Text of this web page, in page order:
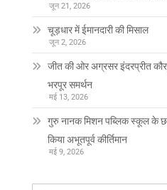
जून 21, 2026
चूड़धार में ईमानदारी की मिसाल
जून 2, 2026
जीत की ओर अग्रसर इंदरप्रीत
भरपूर समर्थन
मई 13, 2026
गुरु नानक मिशन पब्लिक स्कूल के
किया अभूतपूर्व कीर्तिमान
मई 9, 2026